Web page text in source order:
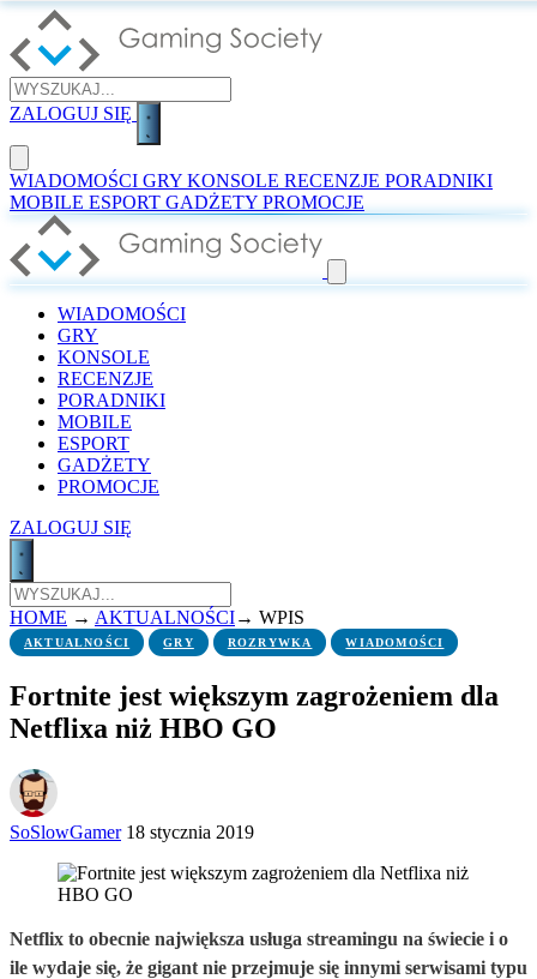
ZALOGUJ SIĘ
WIADOMOŚCI GRY KONSOLE RECENZJE PORADNIKI
MOBILE ESPORT GADŻETY PROMOCJE
WIADOMOŚCI
GRY
KONSOLE
RECENZJE
PORADNIKI
MOBILE
ESPORT
GADŻETY
PROMOCJE
ZALOGUJ SIĘ
HOME → AKTUALNOŚCI→ WPIS
AKTUALNOŚCI GRY ROZRYWKA WIADOMOŚCI
Fortnite jest większym zagrożeniem dla
Netflixa niż HBO GO
SoSlowGamer 18 stycznia 2019
Netflix to obecnie największa usługa streamingu na świecie i o
ile wydaje się, że gigant nie przejmuje się innymi serwisami typu